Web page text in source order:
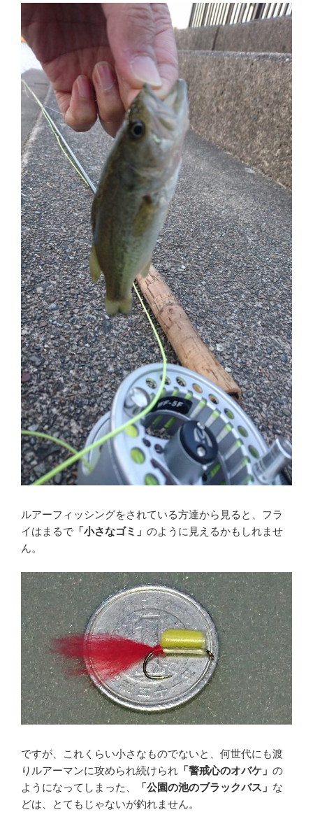
ルアーフィッシングをされている方達から見ると、フラ
イはまるで 「小さなゴミ」 のように見えるかもしれませ
ん。
ですが、これくらい小さなものでないと、何世代にも渡
りルアーマンに攻められ続けられ 「警戒心のオバケ」 の
ようになってしまった、
「公園の池のブラックバス」 な
どは、とてもじゃないが釣れません。